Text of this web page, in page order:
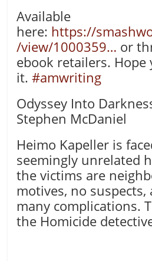
Available
here: https://
/view/1000359… or
ebook retailers. Hope
it.#amwriting
Odyssey Into
Stephen McDaniel
Heimo Kapeller is
seemingly unrelated
the victims are
motives, no
many complications.
the Homicide